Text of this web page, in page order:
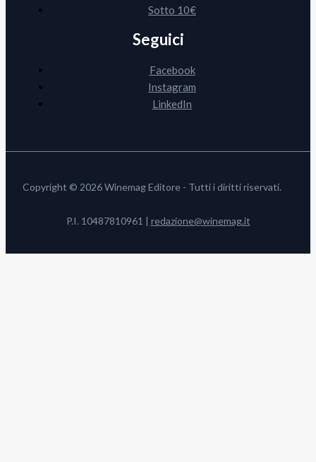
Sotto 10€
Seguici
Facebook
Instagram
LinkedIn
Copyright © 2026 Winemag Editore - Tutti i diritti riservati.
P.I. 10487810961 | redazione@winemag.it